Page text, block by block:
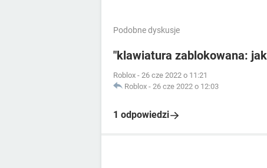
Podobne dyskusje
"klawiatura zablokowana:
Roblox - 26 cze 2022 o 11:21
Roblox - 26 cze 2022 o 12:03
1 odpowiedzi